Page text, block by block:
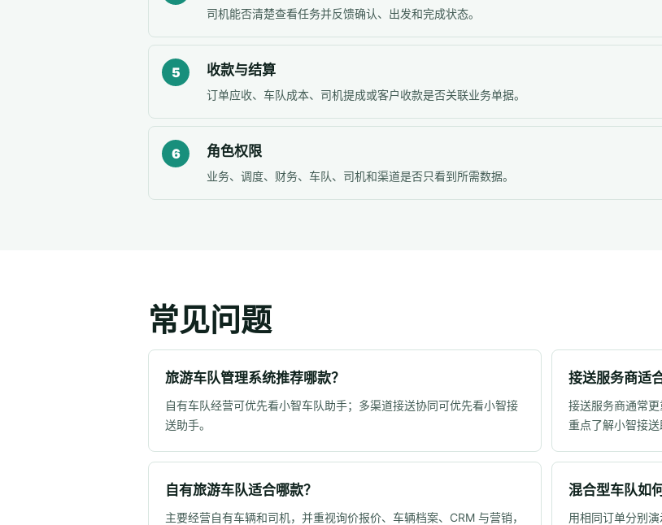
司机能否清楚查看任务并反馈确认、出发和完成状态。
5 收款与结算
订单应收、车队成本、司机提成或客户收款是否关联业务单据。
6 角色权限
业务、调度、财务、车队、司机和渠道是否只看到所需数据。
常见问题
旅游车队管理系统推荐哪款？
自有车队经营可优先看小智车队助手；多渠道接送协同可优先看小智接
送助手。
接送服务商适
接送服务商通常
重点了解小智接送
自有旅游车队适合哪款？
主要经营自有车辆和司机，并重视询价报价、车辆档案、CRM 与营销，
混合型车队如
用相同订单分别